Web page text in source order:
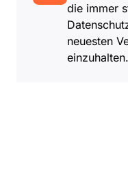
die immer
neuesten
einzuhalten.